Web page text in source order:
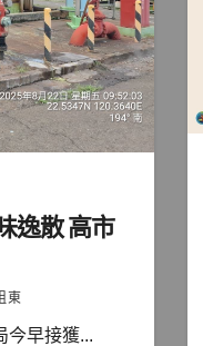
逸散 高市
東
今早接獲...